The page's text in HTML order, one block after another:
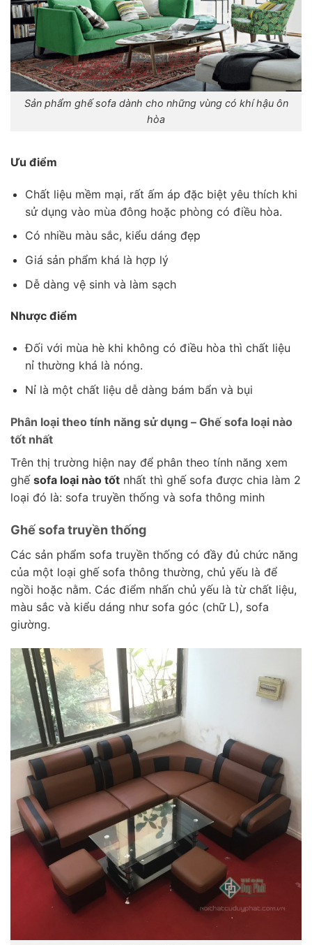
Sản phẩm ghế sofa dành cho những vùng có khí hậu ôn
hòa
Ưu điểm
Chất liệu mềm mại, rất ấm áp đặc biệt yêu thích khi
sử dụng vào mùa đông hoặc phòng có điều hòa.
Có nhiều màu sắc, kiểu dáng đẹp
Giá sản phẩm khá là hợp lý
Dễ dàng vệ sinh và làm sạch
Nhược điểm
Đối với mùa hè khi không có điều hòa thì chất liệu
nỉ thường khá là nóng.
Nỉ là một chất liệu dễ dàng bám bẩn và bụi
Phân loại theo tính năng sử dụng – Ghế sofa loại nào
tốt nhất
Trên thị trường hiện nay để phân theo tính năng xem
ghế sofa loại nào tốt nhất thì ghế sofa được chia làm 2
loại đó là: sofa truyền thống và sofa thông minh
Ghế sofa truyền thống
Các sản phẩm sofa truyền thống có đầy đủ chức năng
của một loại ghế sofa thông thường, chủ yếu là để
ngồi hoặc nằm. Các điểm nhấn chủ yếu là từ chất liệu,
màu sắc và kiểu dáng như sofa góc (chữ L), sofa
giường.